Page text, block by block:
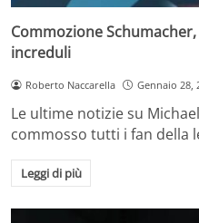
Commozione
increduli
Roberto Naccarella Gennaio 28,
Le ultime notizie su
commosso tutti i fan della
Leggi di più